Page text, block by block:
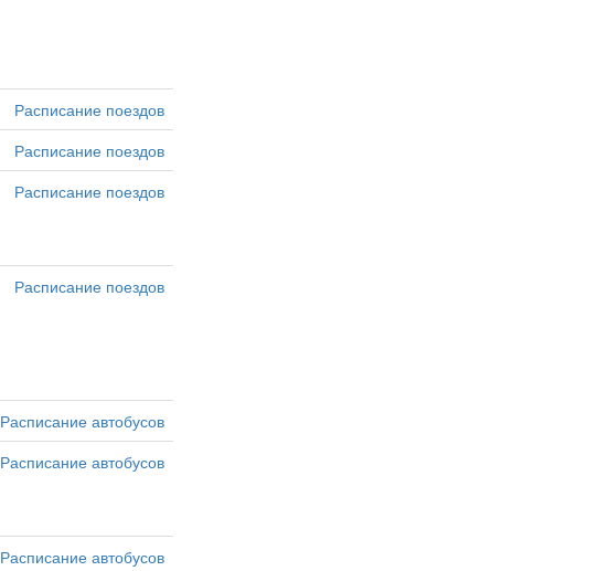
Расписание поездов
Расписание поездов
Расписание поездов
Расписание поездов
Расписание автобусов
Расписание автобусов
Расписание автобусов